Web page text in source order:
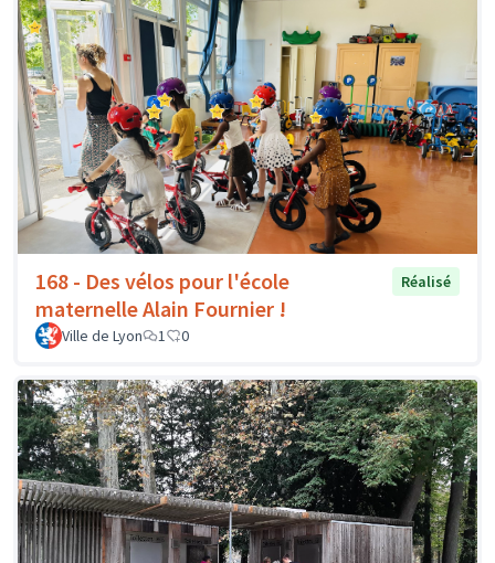
168 - Des vélos pour l'école
maternelle Alain Fournier !
Réalisé
Ville de Lyon 1 0